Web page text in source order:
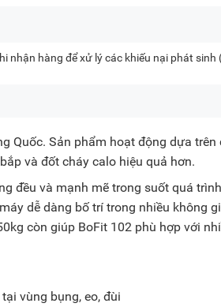
nhận hàng để xử lý các khiếu nại phát sinh
Quốc. Sản phẩm hoạt động dựa trên
và đốt cháy calo hiệu quả hơn.
đều và mạnh mẽ trong suốt quá
dễ dàng bố trí trong nhiều không
còn giúp BoFit 102 phù hợp với
vùng bụng, eo, đùi